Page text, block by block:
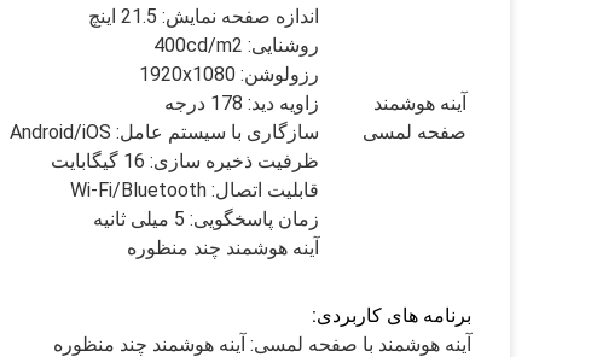
آینه هوشمند
صفحه لمسی
اندازه صفحه نمایش: 21.5 اینچ
روشنایی: 400cd/m2
رزولوشن: 1920x1080
زاویه دید: 178 درجه
سازگاری با سیستم عامل: Android/iOS
ظرفیت ذخیره سازی: 16 گیگابایت
قابلیت اتصال: Wi-Fi/Bluetooth
زمان پاسخگویی: 5 میلی ثانیه
آینه هوشمند چند منظوره
برنامه های کاربردی:
آینه هوشمند با صفحه لمسی: آینه هوشمند چند منظوره